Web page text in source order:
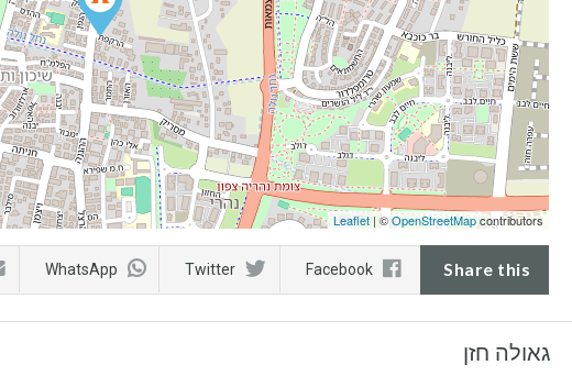
Leaflet | ©OpenStreetMapcontributors
Share this
Facebook
Twitter
WhatsApp
גאולה חזן